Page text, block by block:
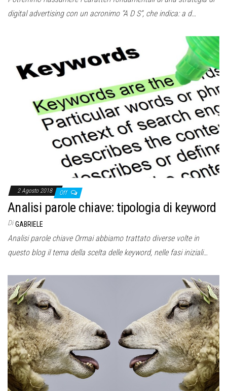
digital advertising con un acronimo “A D S“, che indica: a d…
2 Agosto 2018 Off
Analisi parole chiave: tipologia di keyword
Di GABRIELE
Analisi parole chiave Ormai abbiamo trattato diverse volte in
questo blog il tema della scelta delle keyword, nelle fasi iniziali…